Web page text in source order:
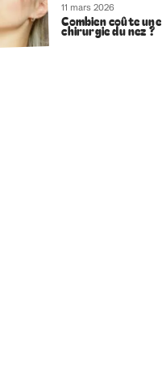
11 mars 2026
Combien coûte une
chirurgie du nez ?